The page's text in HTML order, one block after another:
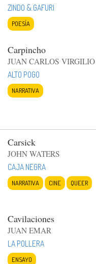
ZINDO & GAFURI
POESÍA
Carpincho
JUAN CARLOS VIRGILIO
ALTO POGO
NARRATIVA
Carsick
JOHN WATERS
CAJA NEGRA
NARRATIVA CINE QUEER
Cavilaciones
JUAN EMAR
LA POLLERA
ENSAYO